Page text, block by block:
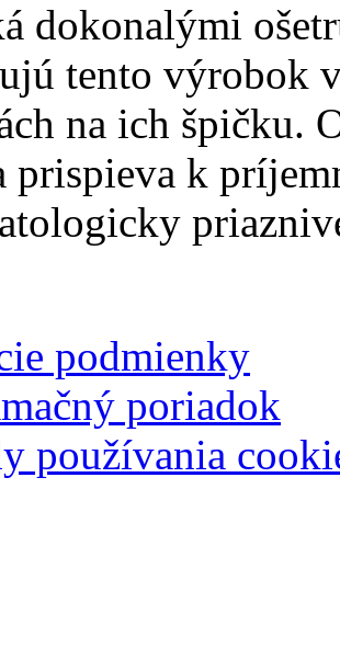
dokonalými
tento výrobok
na ich špičku.
prispieva k
podmienky
poriadok
používania